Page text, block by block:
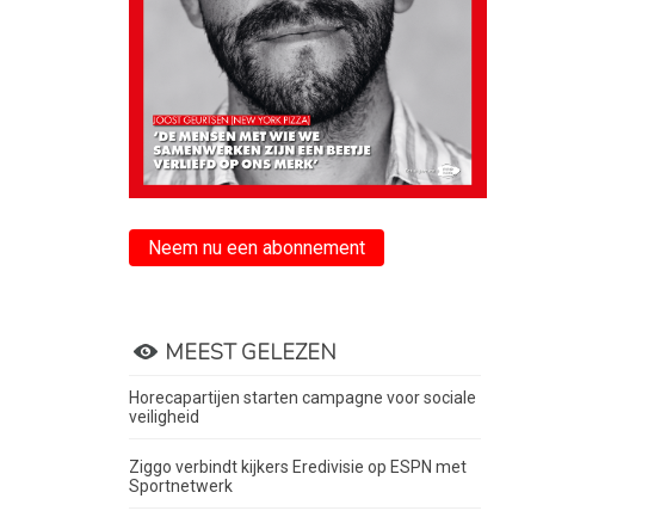
Neem nu een abonnement
MEEST GELEZEN
Horecapartijen starten campagne voor sociale
veiligheid
Ziggo verbindt kijkers Eredivisie op ESPN met
Sportnetwerk